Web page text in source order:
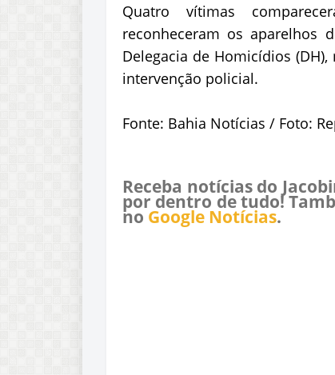
Quatro vítimas
reconheceram os aparelhos
Delegacia de Homicídios
intervenção policial.
Fonte: Bahia Notícias / Foto:
Receba notícias do
por dentro de tudo!
no Google Notícias.